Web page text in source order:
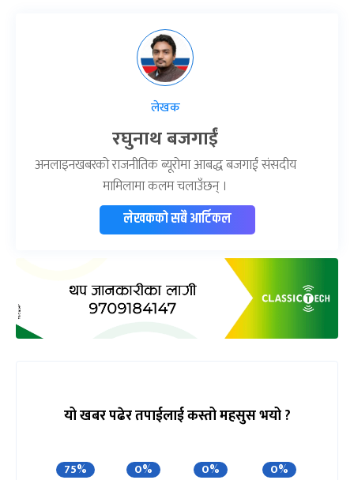
लेखक
रघुनाथ बजगाईं
अनलाइनखबरको राजनीतिक ब्यूरोमा आबद्ध बजगाईं संसदीय
मामिलामा कलम चलाउँछन् ।
लेखकको सबै आर्टिकल
यो खबर पढेर तपाईलाई कस्तो महसुस भयो ?
75% 0% 0% 0%